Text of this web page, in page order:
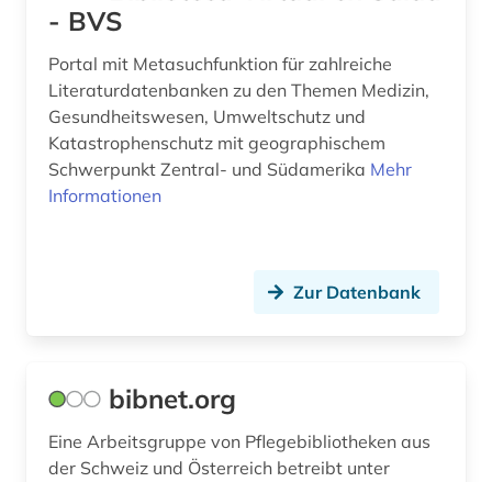
open science (1)
open source (1)
pestizid (2)
pflege (2)
- BVS
Portal mit Metasuchfunktion für zahlreiche
Literaturdatenbanken zu den Themen Medizin,
Gesundheitswesen, Umweltschutz und
Katastrophenschutz mit geographischem
Schwerpunkt Zentral- und Südamerika Mehr
Informationen
Zur Datenbank
bibnet.org
Eine Arbeitsgruppe von Pflegebibliotheken aus
der Schweiz und Österreich betreibt unter